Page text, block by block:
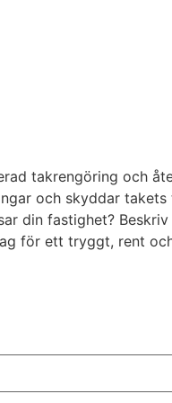
takrengöring och
och skyddar
din fastighet?
för ett tryggt, rent